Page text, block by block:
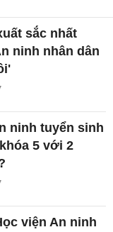
sắc nhất
ninh nhân dân
ninh tuyển sinh
5 với 2
viện An ninh